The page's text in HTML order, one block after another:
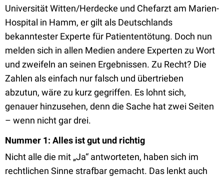
Universität Witten/Herdecke und Chefarzt am Marien-
Hospital in Hamm, er gilt als Deutschlands
bekanntester Experte für Patiententötung. Doch nun
melden sich in allen Medien andere Experten zu Wort
und zweifeln an seinen Ergebnissen. Zu Recht? Die
Zahlen als einfach nur falsch und übertrieben
abzutun, wäre zu kurz gegriffen. Es lohnt sich,
genauer hinzusehen, denn die Sache hat zwei Seiten
– wenn nicht gar drei.
Nummer 1: Alles ist gut und richtig
Nicht alle die mit „Ja“ antworteten, haben sich im
rechtlichen Sinne strafbar gemacht. Das lenkt auch